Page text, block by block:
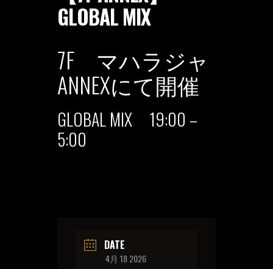
GLOBAL MIX
7F マハラジャ
ANNEXにて開催
GLOBAL MIX 19:00 –
5:00
DATE
4月 18 2026